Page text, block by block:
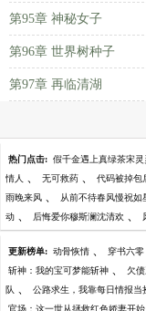
第95章 神秘女子
第96章 世界树种子
第97章 再临清湖
热门点击: 假千金遇上真绿茶宋灵
情人 、 无可救药 、 代码被掉包
雨晚来风 、 从前不待春风慢祝如
动 、 后悔爱你穆斯澜沈清欢 、
更新榜单: 动骨恢情 、 穿书六
斩神：我的宝可梦能斩神 、 欠
队 、 公路求生，我靠每日情报当
官场：这一世从拯救红色娇妻开始